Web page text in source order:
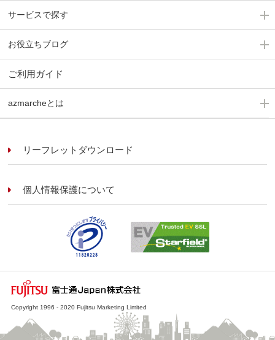
サービスで探す
お役立ちブログ
ご利用ガイド
azmarcheとは
リーフレットダウンロード
個人情報保護について
Copyright 1996 - 2020 Fujitsu Marketing Limited